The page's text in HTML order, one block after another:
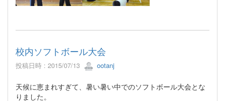
校内ソフトボール大会
投稿日時 : 2015/07/13 ootanj
天候に恵まれすぎて、暑い暑い中でのソフトボール大会とな
りました。